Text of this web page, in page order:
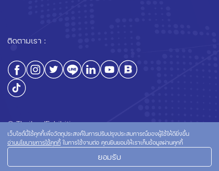
ติดตามเรา :
© ThailandExhibition.com
นโยบายการใช้คุกกี้
เว็บไซต์นี้ใช้คุกกี้เพื่อวัตถุประสงค์ในการปรับปรุงประสบการณ์ของผู้ใช้ให้ดียิ่งขึ้น
อ่านนโยบายการใช้คุกกี้ ในการใช้งานต่อ คุณยินยอมให้เราเก็บข้อมูลผ่านคุกกี้
ยอมรับ